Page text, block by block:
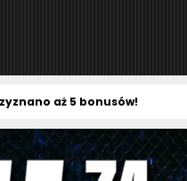
aż 5 bonusów!